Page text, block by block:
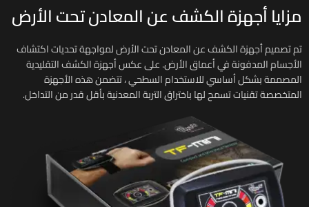
مزايا أجهزة الكشف عن المعادن تحت الأرض
تم تصميم أجهزة الكشف عن المعادن تحت الأرض لمواجهة تحديات اكتشاف
الأجسام المدفونة في أعماق الأرض. على عكس أجهزة الكشف التقليدية
المصممة بشكل أساسي للاستخدام السطحي ، تتضمن هذه الأجهزة
المتخصصة تقنيات تسمح لها باختراق التربة المعدنية بأقل قدر من التداخل.